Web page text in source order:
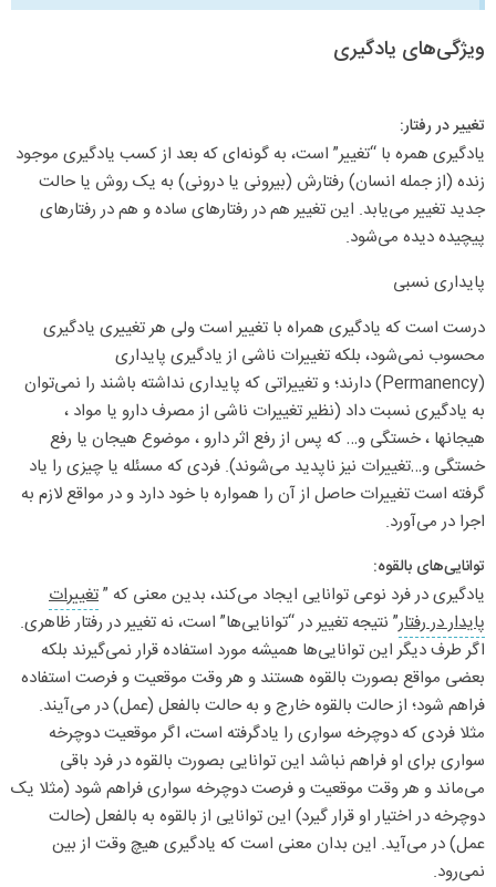
ویژگی‌های یادگیری
تغییر در رفتار:
یادگیری همره با “تغییر” است، به گونه‌ای که بعد از کسب یادگیری موجود
زنده (از جمله انسان) رفتارش (بیرونی یا درونی) به یک روش یا حالت
جدید تغییر می‌یابد. این تغییر هم در رفتارهای ساده و هم در رفتارهای
پیچیده دیده می‌شود.
پایداری نسبی
درست است که یادگیری همراه با تغییر است ولی هر تغییری یادگیری
محسوب نمی‌شود، بلکه تغییرات ناشی از یادگیری پایداری
(Permanency) دارند؛ و تغییراتی که پایداری نداشته باشند را نمی‌توان
به یادگیری نسبت داد (نظیر تغییرات ناشی از مصرف دارو یا مواد ،
هیجانها ، خستگی و… که پس از رفع اثر دارو ، موضوع هیجان یا رفع
خستگی و…تغییرات نیز ناپدید می‌شوند). فردی که مسئله یا چیزی را یاد
گرفته است تغییرات حاصل از آن را همواره با خود دارد و در مواقع لازم به
اجرا در می‌آورد.
توانایی‌های بالقوه:
یادگیری در فرد نوعی توانایی ایجاد می‌کند، بدین معنی که ”تغییرات
پایدار در رفتار” نتیجه تغییر در “توانایی‌ها” است، نه تغییر در رفتار ظاهری.
اگر طرف دیگر این توانایی‌ها همیشه مورد استفاده قرار نمی‌گیرند بلکه
بعضی مواقع بصورت بالقوه هستند و هر وقت موقعیت و فرصت استفاده
فراهم شود؛ از حالت بالقوه خارج و به حالت بالفعل (عمل) در می‌آیند.
مثلا فردی که دوچرخه سواری را یادگرفته است، اگر موقعیت دوچرخه
سواری برای او فراهم نباشد این توانایی بصورت بالقوه در فرد باقی
می‌ماند و هر وقت موقعیت و فرصت دوچرخه سواری فراهم شود (مثلا یک
دوچرخه در اختیار او قرار گیرد) این توانایی از بالقوه به بالفعل (حالت
عمل) در می‌آید. این بدان معنی است که یادگیری هیچ وقت از بین
نمی‌رود.